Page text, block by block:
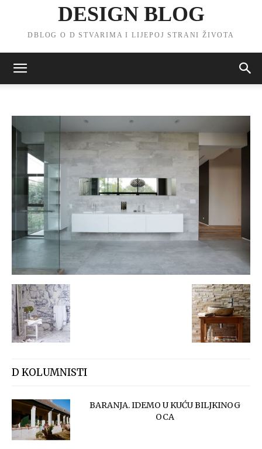
DESIGN BLOG
DBLOG O D STVARIMA I LIJEPOJ STRANI ŽIVOTA
D KOLUMNISTI
BARANJA. IDEMO U KUĆU BILJKINOG
OCA